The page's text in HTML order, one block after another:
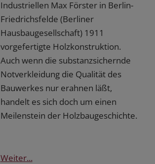
Industriellen Max Förster in Berlin-
Friedrichsfelde (Berliner
Hausbaugesellschaft) 1911
vorgefertigte Holzkonstruktion.
Auch wenn die substanzsichernde
Notverkleidung die Qualität des
Bauwerkes nur erahnen läßt,
handelt es sich doch um einen
Meilenstein der Holzbaugeschichte.
Weiter...